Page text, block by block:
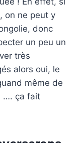
on ne peut y
donc
un peu un
très
alors oui, le
même de
…. ça fait